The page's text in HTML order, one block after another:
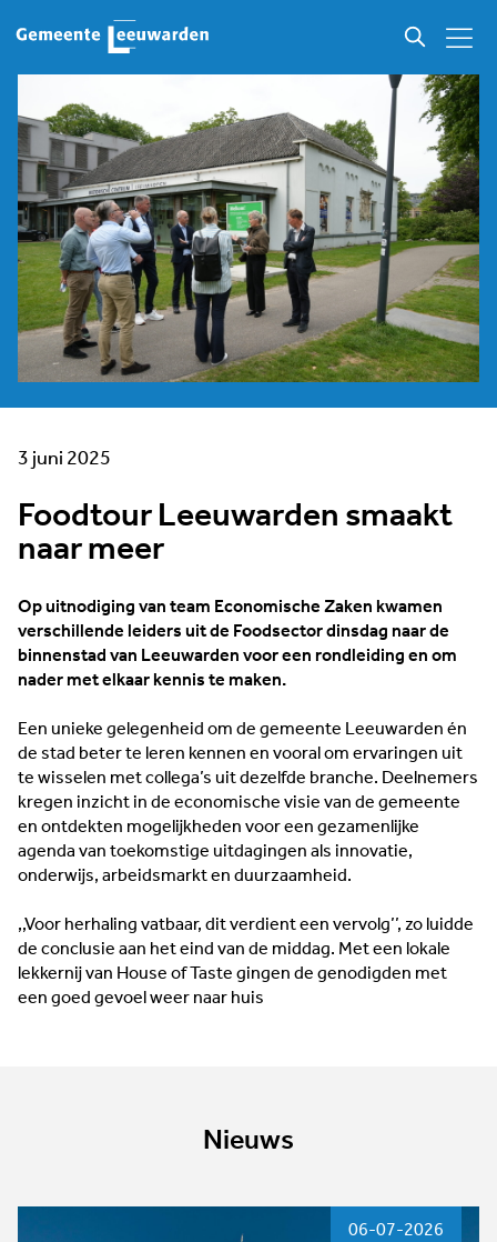
3 juni 2025
Foodtour Leeuwarden smaakt
naar meer
Op uitnodiging van team Economische Zaken kwamen
verschillende leiders uit de Foodsector dinsdag naar de
binnenstad van Leeuwarden voor een rondleiding en om
nader met elkaar kennis te maken.
Een unieke gelegenheid om de gemeente Leeuwarden én
de stad beter te leren kennen en vooral om ervaringen uit
te wisselen met collega’s uit dezelfde branche. Deelnemers
kregen inzicht in de economische visie van de gemeente
en ontdekten mogelijkheden voor een gezamenlijke
agenda van toekomstige uitdagingen als innovatie,
onderwijs, arbeidsmarkt en duurzaamheid.
,,Voor herhaling vatbaar, dit verdient een vervolg’’, zo luidde
de conclusie aan het eind van de middag. Met een lokale
lekkernij van House of Taste gingen de genodigden met
een goed gevoel weer naar huis
Nieuws
06-07-2026